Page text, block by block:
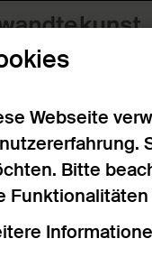
Webseite
Bitte